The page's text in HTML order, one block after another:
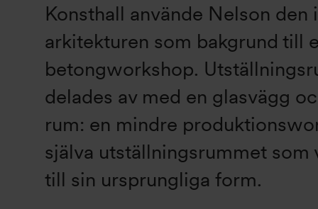
Konsthall använde Nelson den
arkitekturen som bakgrund till
betongworkshop.
delades av med en glasvägg
rum: en mindre
själva utställningsrummet som
till sin ursprungliga form.